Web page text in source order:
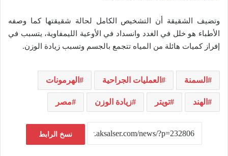
وتضيف الشقيقة أن التشخيص الكامل لحالة شقيقتها كما وصفه
الأطباء هو خلل في الغدد وانسداد في الأوعية الليمفاوية، يتسبب في
إفراز كميات هائلة من المياه تتجمع بالجسم وتسبب زيادة الوزن.
السمنة العمليات الجراحية الهرمونات
الهند تويتر زيادة الوزن مصر
نسخ الرابط